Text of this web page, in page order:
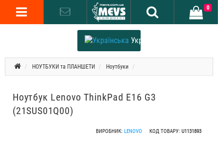
Українська
0
НОУТБУКИ та ПЛАНШЕТИ Ноутбуки
Ноутбук Lenovo ThinkPad E16 G3
(21SUS01Q00)
ВИРОБНИК: LENOVO КОД ТОВАРУ: U1131893